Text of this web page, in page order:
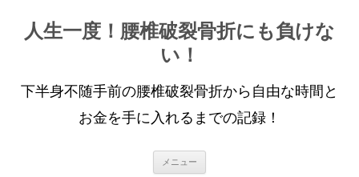
人生一度！腰椎破裂骨折にも負けな
い！
下半身不随手前の腰椎破裂骨折から自由な時間と
お金を手に入れるまでの記録！
メニュー